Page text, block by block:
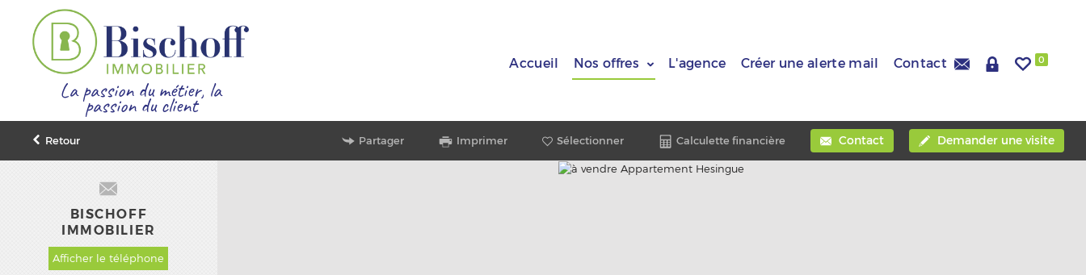
La passion du métier, la
passion du client
Accueil Nos offres L'agence Créer une alerte mail Contact 0
Retour Partager Imprimer Sélectionner Calculette financière Contact Demander une visite
BISCHOFF
IMMOBILIER
Afficher le téléphone